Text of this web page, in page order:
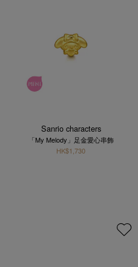
Sanrio characters
「My Melody」足金愛心串飾
HK$1,730